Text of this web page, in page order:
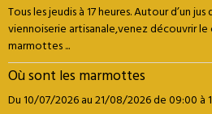
Tous les jeudis à 17 heures. Autour d’un
viennoiserie artisanale,venez découvrir
marmottes ...
Où sont les marmottes
Du 10/07/2026au 21/08/2026de 09:00à